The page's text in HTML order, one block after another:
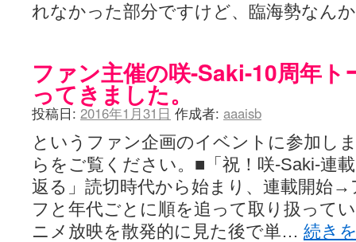
れなかった部分ですけど、臨海勢なん
ファン主催の咲-Saki-10周年
ってきました。
投稿日: 2016年1月31日 作成者: aaaisb
というファン企画のイベントに参加し
らをご覧ください。■「祝！咲-Saki-連
返る」読切時代から始まり、連載開始
フと年代ごとに順を追って取り扱って
ニメ放映を散発的に見た後で単… 続き